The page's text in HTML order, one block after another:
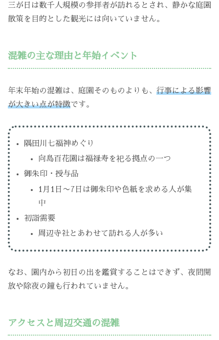
三が日は数千人規模の参拝者が訪れるとされ、静かな庭園
散策を目的とした観光には向いていません。
混雑の主な理由と年始イベント
年末年始の混雑は、庭園そのものよりも、 行事による影響
が大きい点が特徴です。
隅田川七福神めぐり
向島百花園は福禄寿を祀る拠点の一つ
御朱印・授与品
1月1日〜7日は御朱印や色紙を求める人が集
中
初詣需要
周辺寺社とあわせて訪れる人が多い
なお、園内から初日の出を鑑賞することはできず、夜間開
放や除夜の鐘も行われていません。
アクセスと周辺交通の混雑